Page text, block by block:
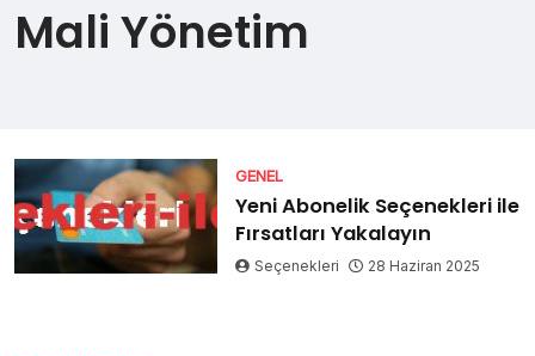
Mali Yönetim
GENEL
Yeni Abonelik Seçenekleri ile
Fırsatları Yakalayın
Seçenekleri 28 Haziran 2025